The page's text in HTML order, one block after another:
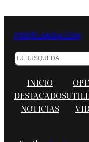
PROFELANDIA.COM
Buscar
INICIO
DESTACADOS
NOTICIAS